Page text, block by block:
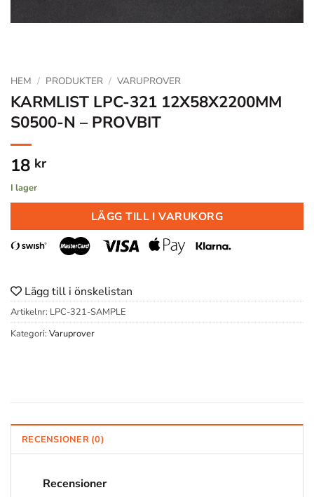
HEM / PRODUKTER / VARUPROVER
KARMLIST LPC-321 12X58X2200MM
S0500-N – PROVBIT
18 kr
I lager
LÄGG TILL I VARUKORG
Lägg till i önskelistan
Artikelnr: LPC-321-SAMPLE
Kategori: Varuprover
RECENSIONER (0)
Recensioner